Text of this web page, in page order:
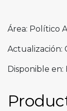
Área: Político
Actualización:
Disponible en: